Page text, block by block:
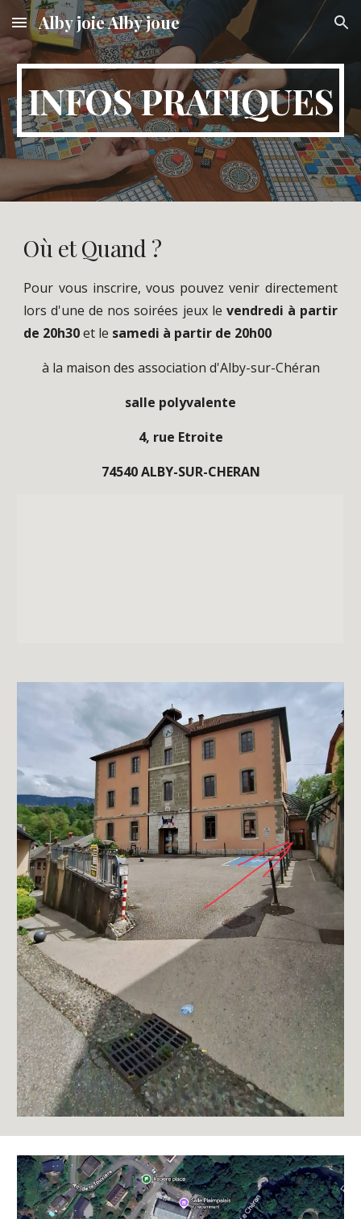
Skip to main content Skip to navigation
Alby joie Alby joue
INFOS PRATIQUES
Où et Quand ?
Pour vous inscrire, vous pouvez venir directement
lors d'une de nos soirées jeux le vendredi à partir
de 20h30et le samedi à partir de 20h00
à la maison des association d'Alby-sur-Chéran
salle polyvalente
4, rue Etroite
74540 ALBY-SUR-CHERAN